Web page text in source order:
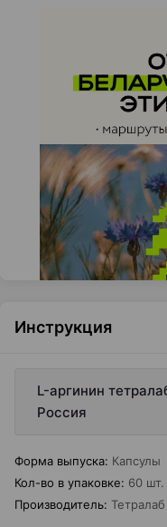
Инструкция
L-аргинин
Россия
Форма выпуска: Капсулы
Кол-во в упаковке: 60 шт.
Производитель: Тетралаб